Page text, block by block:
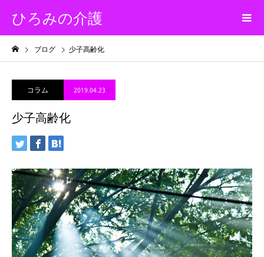
ひろみの介護
ブログ 少子高齢化
コラム 2019.04.23
少子高齢化